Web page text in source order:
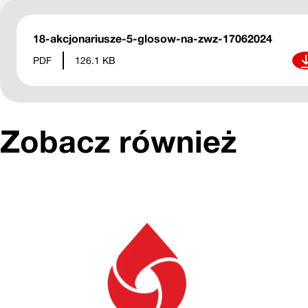
18-akcjonariusze-5-glosow-na-zwz-17062024
PDF 126.1 KB
Zobacz również